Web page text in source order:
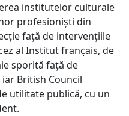
institutelor culturale
profesioniști din
față de intervențiile
al Institut français, de
sporită față de
British Council
utilitate publică, cu un